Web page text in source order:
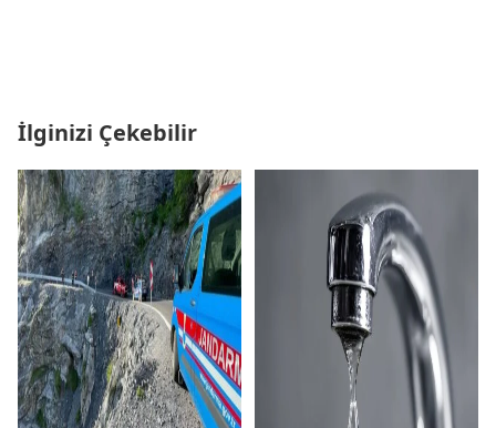
İlginizi Çekebilir